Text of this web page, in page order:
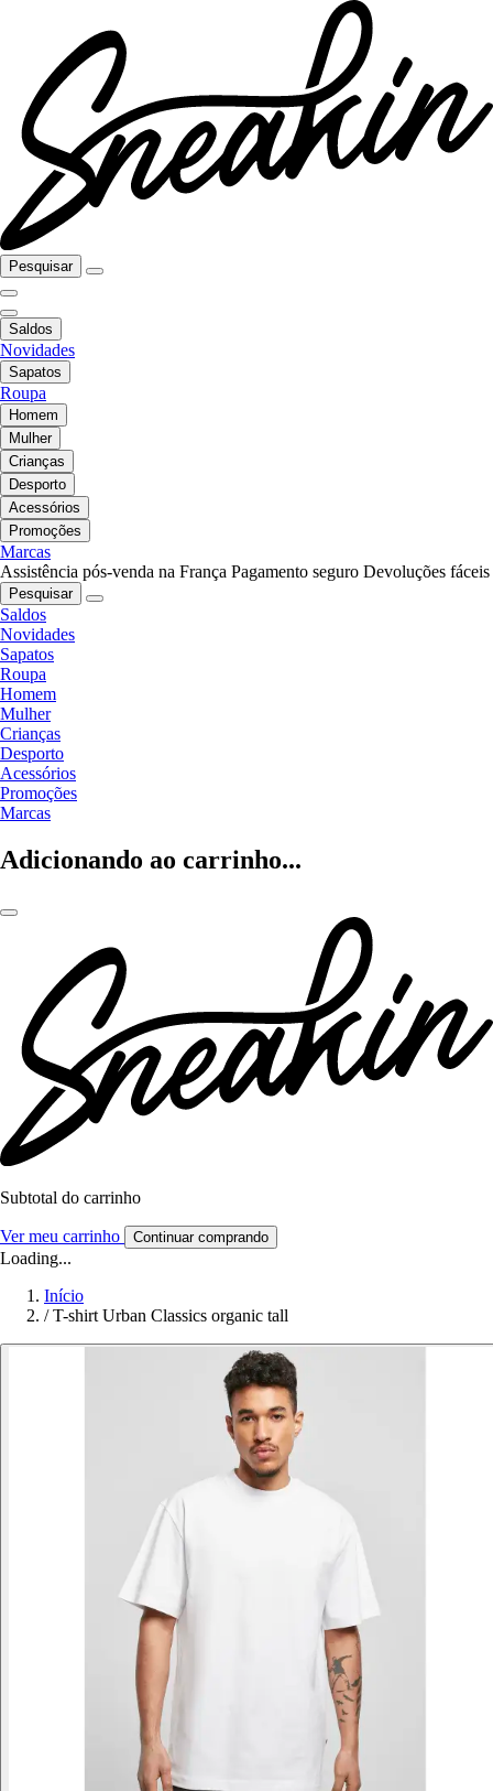
Pesquisar
Saldos
Novidades
Sapatos
Roupa
Homem
Mulher
Crianças
Desporto
Acessórios
Promoções
Marcas
Assistência pós-venda na França Pagamento seguro Devoluções fáceis
Pesquisar
Saldos
Novidades
Sapatos
Roupa
Homem
Mulher
Crianças
Desporto
Acessórios
Promoções
Marcas
Adicionando ao carrinho...
Subtotal do carrinho
Ver meu carrinho Continuar comprando
Loading...
Início
/ T-shirt Urban Classics organic tall